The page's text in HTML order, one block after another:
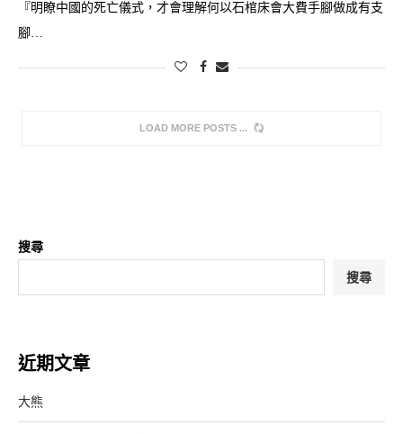
『明瞭中國的死亡儀式，才會理解何以石棺床會大費手腳做成有支
腳…
LOAD MORE POSTS
搜尋
搜尋
近期文章
大熊